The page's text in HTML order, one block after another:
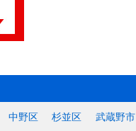
中野区 杉並区 武蔵野市